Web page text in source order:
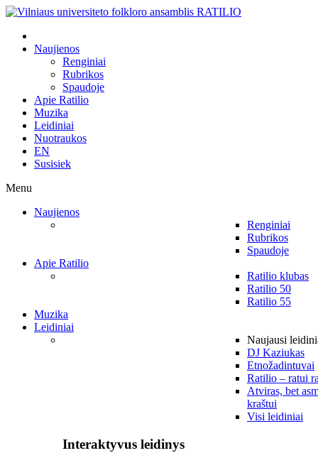
Naujienos
Renginiai
Rubrikos
Spaudoje
Apie Ratilio
Muzika
Leidiniai
Nuotraukos
EN
Susisiek
Menu
Naujienos
Renginiai
Rubrikos
Spaudoje
Apie Ratilio
Ratilio klubas
Ratilio 50
Ratilio 55
Muzika
Leidiniai
Naujausi
DJ Kaziukas
Etnožadintuvai
Ratilio – ratui
Atviras, bet
kraštui
Visi leidiniai
Interaktyvus leidinys